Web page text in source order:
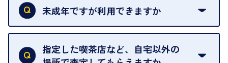
類はこちらをご確認ください。
未成年ですが利用できますか
18歳未満の方は、保護者の同意があってもご利用い
ただけません。
指定した喫茶店など、自宅以外の